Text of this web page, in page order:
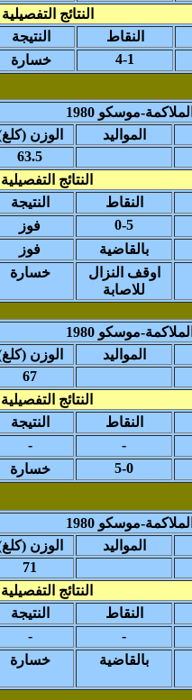
النتائج التفصيلية
النتيجة النقاط
خسارة 4-1
الملاكمة-موسكو 1980
(الوزن (كلغ المواليد
63.5
النتائج التفصيلية
النتيجة النقاط
فوز 0-5
فوز بالقاضية
خسارة
اوقف النزال
للاصابة
الملاكمة-موسكو 1980
(الوزن (كلغ المواليد
67
النتائج التفصيلية
النتيجة النقاط
- -
خسارة 5-0
الملاكمة-موسكو 1980
(الوزن (كلغ المواليد
71
النتائج التفصيلية
النتيجة النقاط
- -
خسارة بالقاضية